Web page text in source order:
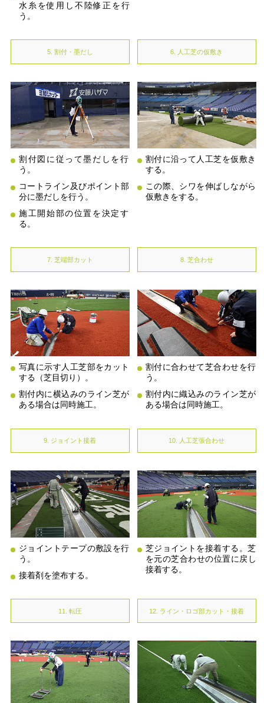
水糸を使用し不陸修正を行
う。
5. 割付・墨だし
割付図に従って墨だしを行
う。
コートライン及びポイント部
分に墨だしを行う。
施工開始部の位置を決定す
る。
6. 人工芝の仮敷き
割付に沿って人工芝を仮敷き
する。
この際、シワを伸ばしながら
仮敷きをする。
7. 芝端部カット
写真に示す人工芝部をカット
する（芝目切り）。
割付内に横込みのライン芝が
ある場合は同時施工。
8. 芝合わせ
割付に合わせて芝合わせを行
う。
割付内に織込みのライン芝が
ある場合は同時施工。
9. ジョイント接着
ジョイントテープの敷設を行
う。
接着剤を塗布する。
10. 人工芝張合わせ
芝ジョイントを接着する。芝
を元の芝合わせの位置に戻し
接着する。
11. 転圧 12. ライン・ロゴ部カット・接着